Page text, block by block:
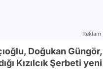
Reklam
Doğukan Güngör,
Kızılcık Şerbeti yeni